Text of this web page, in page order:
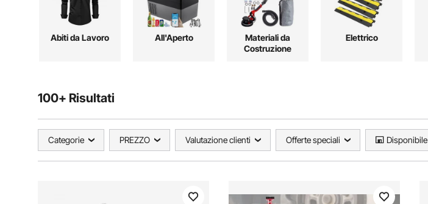
Abiti da Lavoro All'Aperto
Materiali da
Costruzione
Elettrico
100+ Risultati
Categorie PREZZO Valutazione clienti Offerte speciali Disponibile